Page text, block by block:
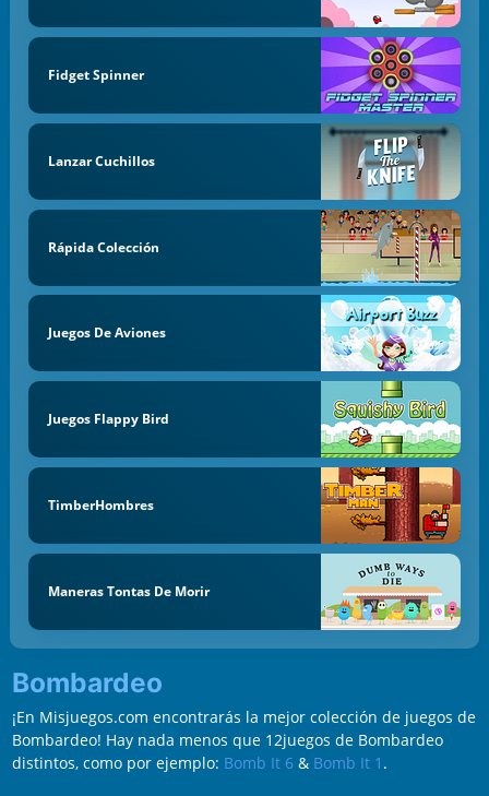
Fidget Spinner
Lanzar Cuchillos
Rápida Colección
Juegos De Aviones
Juegos Flappy Bird
TimberHombres
Maneras Tontas De Morir
Bombardeo
¡En Misjuegos.com encontrarás la mejor colección de juegos de
Bombardeo! Hay nada menos que 12juegos de Bombardeo
distintos, como por ejemplo: Bomb It 6 & Bomb It 1 .